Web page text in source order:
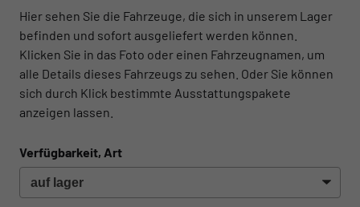
Hier sehen Sie die Fahrzeuge, die sich in unserem Lager
befinden und sofort ausgeliefert werden können.
Klicken Sie in das Foto oder einen Fahrzeugnamen, um
alle Details dieses Fahrzeugs zu sehen. Oder Sie können
sich durch Klick bestimmte Ausstattungspakete
anzeigen lassen.
Verfügbarkeit, Art